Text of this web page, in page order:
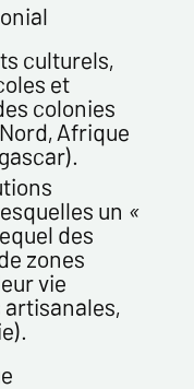
part concernant
culturels,
et
colonies
Afrique
un «
des
zones
vie